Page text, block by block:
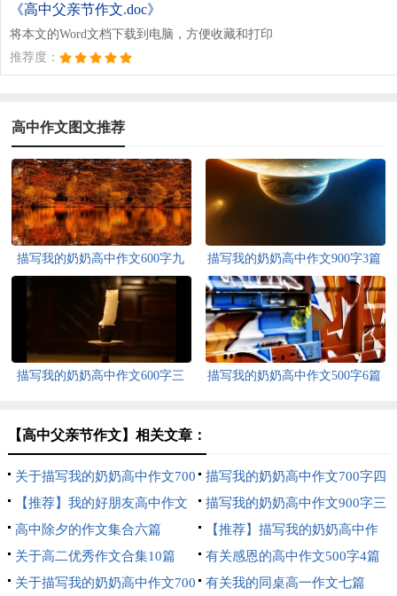
《高中父亲节作文.doc》
将本文的Word文档下载到电脑，方便收藏和打印
推荐度：
高中作文图文推荐
描写我的奶奶高中作文600字九
篇
描写我的奶奶高中作文900字3篇
描写我的奶奶高中作文600字三
描写我的奶奶高中作文500字6篇
【高中父亲节作文】相关文章：
关于描写我的奶奶高中作文700
字三篇
描写我的奶奶高中作文700字四
篇
【推荐】我的好朋友高中作文
400字4篇
描写我的奶奶高中作文900字三
篇
高中除夕的作文集合六篇
【推荐】描写我的奶奶高中作
文700字四篇
关于高二优秀作文合集10篇
有关感恩的高中作文500字4篇
关于描写我的奶奶高中作文700
有关我的同桌高一作文七篇